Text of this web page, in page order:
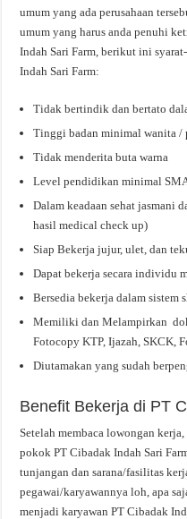
umum yang ada perusahaan
umum yang harus anda penuhi
Indah Sari Farm, berikut ini
Indah Sari Farm:
Tidak bertindik dan bertato
Tinggi badan minimal wanita /
Tidak menderita buta warna
Level pendidikan minimal
Dalam keadaan sehat jasmani
hasil medical check up)
Siap Bekerja jujur, ulet, dan
Dapat bekerja secara individu
Bersedia bekerja dalam sistem
Memiliki dan Melampirkan
Fotocopy KTP, Ijazah, SKCK,
Diutamakan yang sudah
Benefit Bekerja di PT
Setelah membaca lowongan
pokok PT Cibadak Indah Sari
tunjangan dan sarana/fasilitas
pegawai/karyawannya loh, apa
menjadi karyawan PT Cibadak